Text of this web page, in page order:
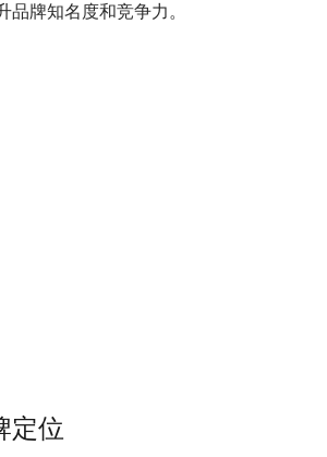
品牌知名度和竞争力。
定位